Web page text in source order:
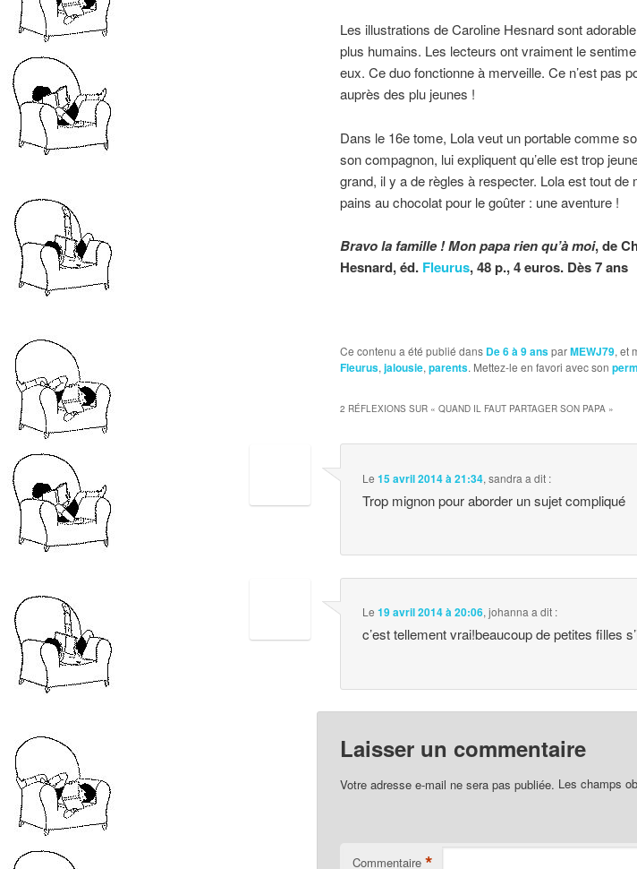
Les illustrations de Caroline Hesnard sont
plus humains. Les lecteurs ont vraiment le
eux. Ce duo fonctionne à merveille. Ce n’est pas
auprès des plu jeunes !
Dans le 16e tome, Lola veut un portable comme
son compagnon, lui expliquent qu’elle est trop
grand, il y a de règles à respecter. Lola est tout
pains au chocolat pour le goûter : une aventure !
Bravo la famille ! Mon papa rien qu’à moi, de
Hesnard, éd. Fleurus, 48 p., 4 euros. Dès 7 ans
Ce contenu a été publié dans De 6 à 9 ansparMEWJ79, et
Fleurus, jalousie, parents. Mettez-le en favori avec son
2 RÉFLEXIONS SUR « QUAND IL FAUT PARTAGER SON PAPA»
Le15 avril 2014 à 21:34,sandra a dit :
Trop mignon pour aborder un sujet compliqué
Le19 avril 2014 à 20:06,johanna a dit :
c’est tellement vrai!beaucoup de petites filles
Laisser un commentaire
Votre adresse e-mail ne sera pas publiée. Les champs
Commentaire *